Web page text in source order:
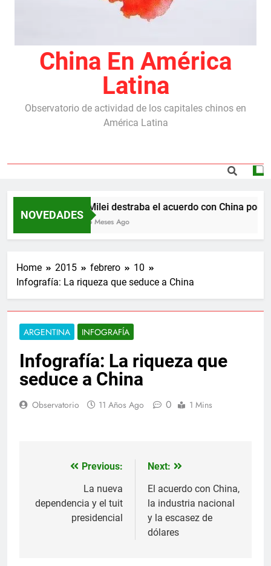
China En América
Latina
Observatorio de actividad de los capitales chinos en
América Latina
NOVEDADES
Milei destraba el acuerdo con China por
5 Meses Ago
Home 2015 febrero
10
Infografía: La riqueza que seduce a China
ARGENTINA INFOGRAFÍA
Infografía: La riqueza que
seduce a China
Observatorio 11 Años Ago 0 1 Mins
Navegación
entradas
Previous:
La nueva
dependencia y el tuit
presidencial
Next:
El acuerdo con China,
la industria nacional
y la escasez de
dólares